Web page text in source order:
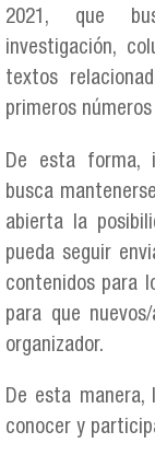
2021, que
investigación,
textos
primeros
De esta forma,
busca
abierta la
pueda seguir
contenidos para
para que
organizador.
De esta
conocer y